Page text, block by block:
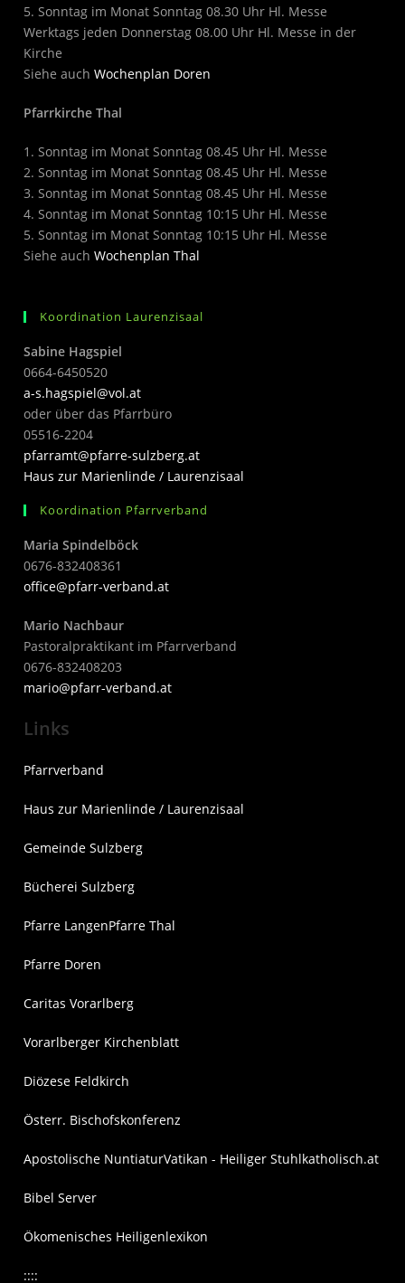
5. Sonntag im Monat Sonntag 08.30 Uhr Hl. Messe
Werktags jeden Donnerstag 08.00 Uhr Hl. Messe in der
Kirche
Siehe auchWochenplan Doren
Pfarrkirche Thal
1. Sonntag im Monat Sonntag 08.45 Uhr Hl. Messe
2. Sonntag im Monat Sonntag 08.45 Uhr Hl. Messe
3. Sonntag im Monat Sonntag 08.45 Uhr Hl. Messe
4. Sonntag im Monat Sonntag 10:15 Uhr Hl. Messe
5. Sonntag im Monat Sonntag 10:15 Uhr Hl. Messe
Siehe auchWochenplan Thal
Koordination Laurenzisaal
Sabine Hagspiel
0664-6450520
a-s.hagspiel@vol.at
oder über das Pfarrbüro
05516-2204
pfarramt@pfarre-sulzberg.at
Haus zur Marienlinde / Laurenzisaal
Koordination Pfarrverband
Maria Spindelböck
0676-832408361
office@pfarr-verband.at
Mario Nachbaur
Pastoralpraktikant im Pfarrverband
0676-832408203
mario@pfarr-verband.at
Links
Pfarrverband
Haus zur Marienlinde / Laurenzisaal
Gemeinde Sulzberg
Bücherei Sulzberg
Pfarre LangenPfarre Thal
Pfarre Doren
Caritas Vorarlberg
Vorarlberger Kirchenblatt
Diözese Feldkirch
Österr. Bischofskonferenz
Apostolische NuntiaturVatikan - Heiliger Stuhlkatholisch.at
Bibel Server
Ökomenisches Heiligenlexikon
::::